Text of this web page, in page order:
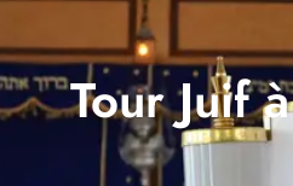
Tour Juif